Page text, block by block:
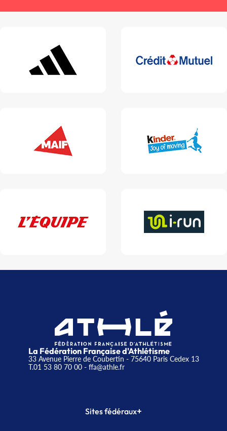
La Fédération Française d'Athlétisme
33 Avenue Pierre de Coubertin - 75640 Paris Cedex 13
T.01 53 80 70 00- ffa@athle.fr
Sites fédéraux+